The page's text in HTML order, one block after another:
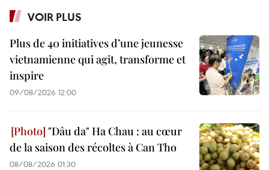
VOIR PLUS
Plus de 40 initiatives d’une jeunesse
vietnamienne qui agit, transforme et
inspire
09/08/2026 12:00
"Dâu da" Ha Chau : au cœur
de la saison des récoltes à Can Tho
08/08/2026 01:30